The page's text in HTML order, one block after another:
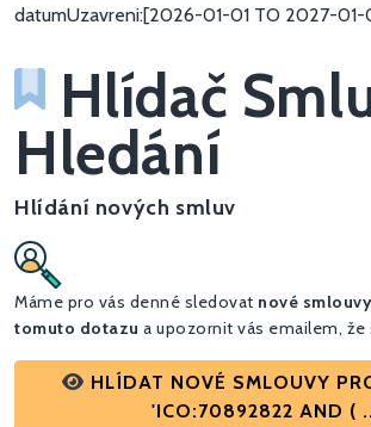
datumUzavreni:[2026-01-01 TO 2027-01-
Hlídač
Hledání
Hlídání nových smluv
Máme pro vás denné sledovat nové
tomuto dotazu a upozornit vás emailem,
HLÍDAT NOVÉ SMLOUVY
'ICO:70892822 AND (